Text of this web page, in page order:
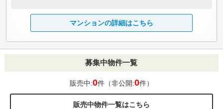
マンションの詳細はこちら
募集中物件一覧
販売中:0件（非公開:0件）
販売中物件一覧はこちら